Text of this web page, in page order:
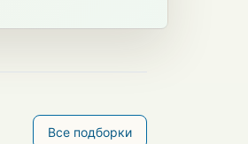
Все подборки